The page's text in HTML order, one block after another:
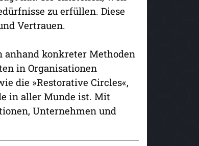
zu erfüllen. Diese
Vertrauen.
anhand konkreter Methoden
in Organisationen
die »Restorative Circles«,
in aller Munde ist. Mit
Unternehmen und